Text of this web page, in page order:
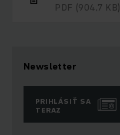
PDF (904,7 KB)
Newsletter
PRIHLÁSIŤ SA
TERAZ